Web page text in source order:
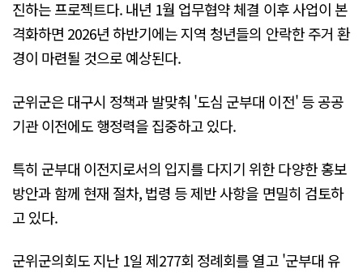
진하는 프로젝트다. 내년 1월 업무협약 체결 이후 사업이 본
격화하면 2026년 하반기에는 지역 청년들의 안락한 주거 환
경이 마련될 것으로 예상된다.
군위군은 대구시 정책과 발맞춰 '도심 군부대 이전' 등 공공
기관 이전에도 행정력을 집중하고 있다.
특히 군부대 이전지로서의 입지를 다지기 위한 다양한 홍보
방안과 함께 현재 절차, 법령 등 제반 사항을 면밀히 검토하
고 있다.
군위군의회도 지난 1일 제277회 정례회를 열고 '군부대 유